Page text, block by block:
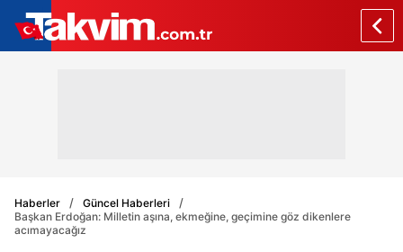
Haberler
Güncel Haberleri
Başkan Erdoğan: Milletin aşına, ekmeğine, geçimine göz dikenlere
acımayacağız